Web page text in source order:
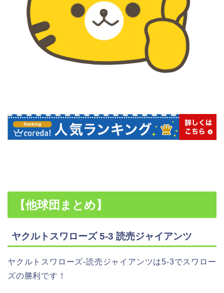
【他球団まとめ】
ヤクルトスワローズ 5-3 読売ジャイアンツ
ヤクルトスワローズ-読売ジャイアンツは5-3でスワロー
ズの勝利です！